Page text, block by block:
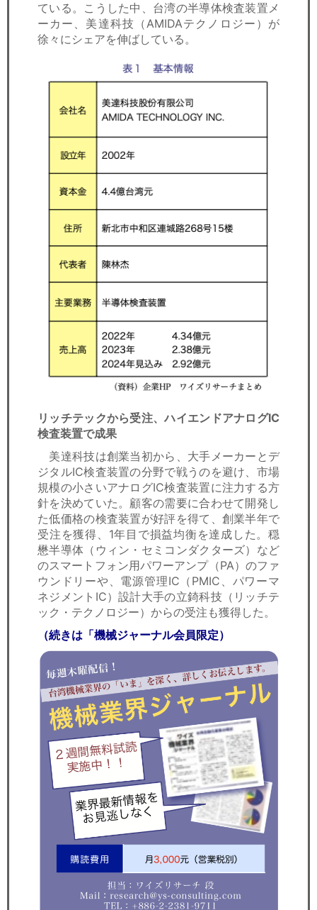
ている。こうした中、台湾の半導体検査装置メ
ーカー、美達科技（AMIDAテクノロジー）が
徐々にシェアを伸ばしている。
リッチテックから受注、ハイエンドアナログIC
検査装置で成果
美達科技は創業当初から、大手メーカーとデ
ジタルIC検査装置の分野で戦うのを避け、市場
規模の小さいアナログIC検査装置に注力する方
針を決めていた。顧客の需要に合わせて開発し
た低価格の検査装置が好評を得て、創業半年で
受注を獲得、1年目で損益均衡を達成した。穏
懋半導体（ウィン・セミコンダクターズ）など
のスマートフォン用パワーアンプ（PA）のファ
ウンドリーや、電源管理IC（PMIC、パワーマ
ネジメントIC）設計大手の立錡科技（リッチテ
ック・テクノロジー）からの受注も獲得した。
（続きは「機械ジャーナル会員限定）